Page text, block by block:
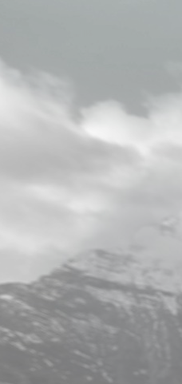
en ligne
en Bretagne